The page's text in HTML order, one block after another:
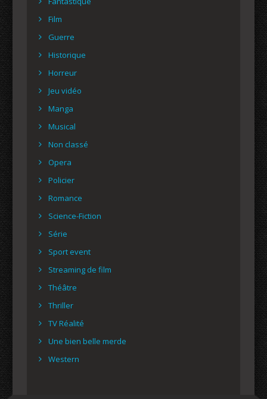
Film
Guerre
Historique
Horreur
Jeu vidéo
Manga
Musical
Non classé
Opera
Policier
Romance
Science-Fiction
Série
Sport event
Streaming de film
Théâtre
Thriller
TV Réalité
Une bien belle merde
Western